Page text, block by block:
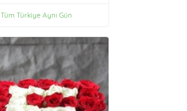
Tüm Türkiye Aynı Gün